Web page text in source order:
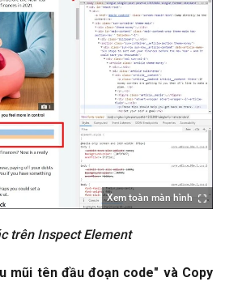
Xem toàn màn hình
trên Inspect Element
mũi tên đầu đoạn code" và Copy